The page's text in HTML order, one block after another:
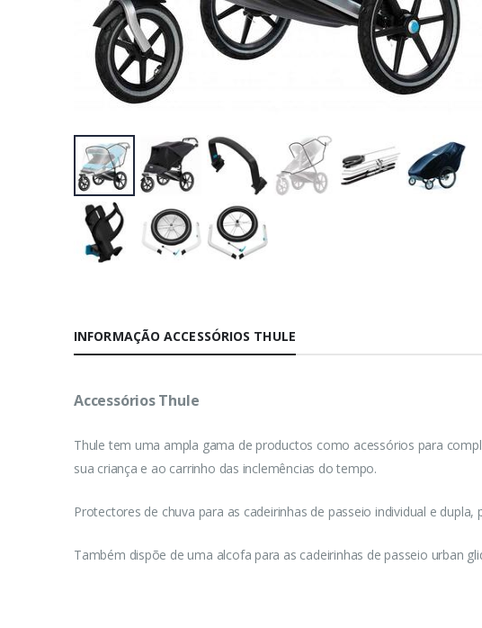
INFORMAÇÃO ACCESSÓRIOS THULE
Accessórios Thule
Thule tem uma ampla gama de productos como acessórios para
sua criança e ao carrinho das inclemências do tempo.
Protectores de chuva para as cadeirinhas de passeio individual e
Também dispõe de uma alcofa para as cadeirinhas de passeio urban